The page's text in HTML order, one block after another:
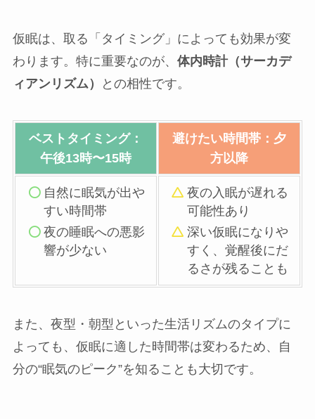
仮眠は、取る「タイミング」によっても効果が変
わります。特に重要なのが、 体内時計（サーカデ
ィアンリズム）
との相性です。
ベストタイミング：
午後13時〜15時
避けたい時間帯：夕
方以降
自然に眠気が出や
すい時間帯
夜の睡眠への悪影
響が少ない
夜の入眠が遅れる
可能性あり
深い仮眠になりや
すく、覚醒後にだ
るさが残ることも
また、夜型・朝型といった生活リズムのタイプに
よっても、仮眠に適した時間帯は変わるため、自
分の“眠気のピーク”を知ることも大切です。